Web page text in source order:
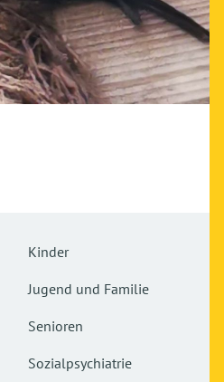
Kinder
Jugend und Familie
Senioren
Sozialpsychiatrie